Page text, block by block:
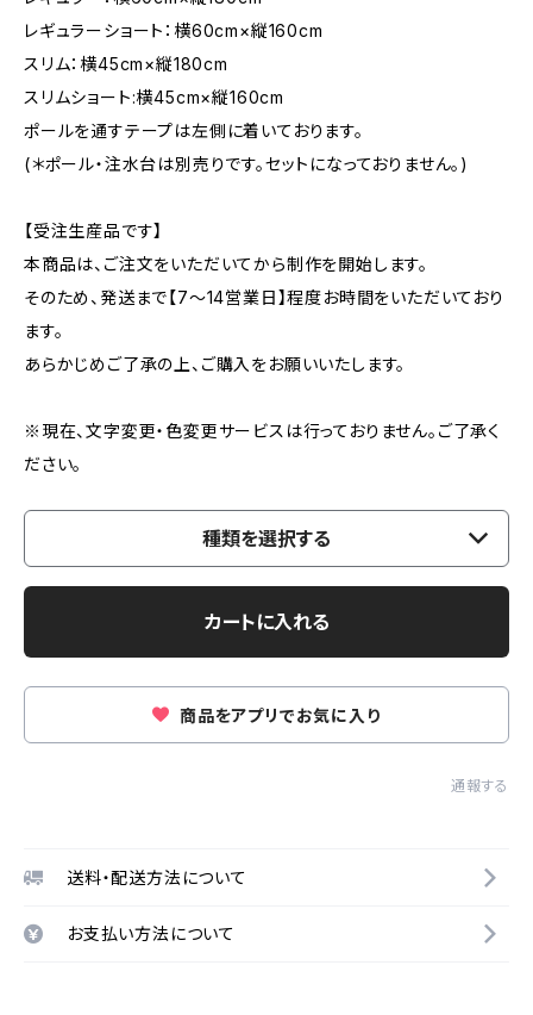
レギュラーショート：横60cm×縦160cm
スリム：横45cm×縦180cm
スリムショート:横45cm×縦160cm
ポールを通すテープは左側に着いております。
(＊ポール・注水台は別売りです。セットになっておりません。)
【受注生産品です】
本商品は、ご注文をいただいてから制作を開始します。
そのため、発送まで【7〜14営業日】程度お時間をいただいており
ます。
あらかじめご了承の上、ご購入をお願いいたします。
※現在、文字変更・色変更サービスは行っておりません。ご了承く
ださい。
種類を選択する
カートに入れる
商品をアプリでお気に入り
通報する
送料・配送方法について
お支払い方法について